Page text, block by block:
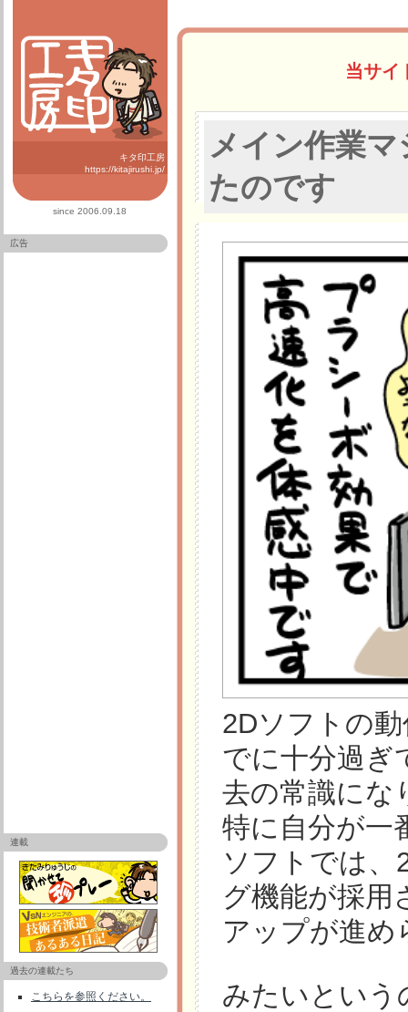
キタ印工房
https://kitajirushi.jp/
since 2006.09.18
広告
連載
過去の連載たち
こちらを参照ください。
当サイ
メイン作業
たのです
2Dソフトの
でに十分過ぎ
去の常識にな
特に自分が一
ソフトでは、
グ機能が採用
アップが進
みたいという